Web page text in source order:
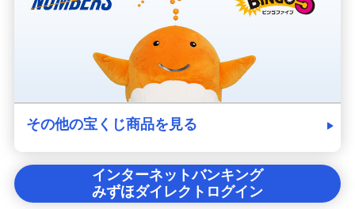
その他の宝くじ商品を見る
インターネットバンキング
みずほダイレクトログイン